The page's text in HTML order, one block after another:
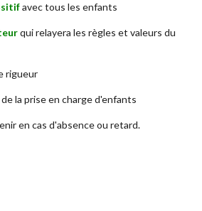
avec tous les enfants
qui relayera les règles et valeurs du
rigueur
la prise en charge d'enfants
en cas d'absence ou retard.